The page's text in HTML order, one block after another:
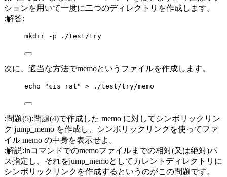
ションを用いて一度に二つのディレクトリを作成します。
:解答:
mkdir -p ./test/try
次に、適当な方法でmemoというファイルを作成します。
echo "cis rat" > ./test/try/memo
:問題(5):問題(4)で作成した memo に対してシンボリックリン
ク jump_memo を作成し、シンボリックリンクを使ってファ
イル memo の中身を表示せよ。
:解説:lnコマンドでのmemoファイルまでの相対(又は絶対)パ
ス指定し、それをjump_memoとしてカレントディレクトリに
シンボリックリンクを作成するというのがこの問題です。